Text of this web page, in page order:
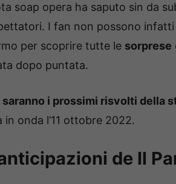
soap opera ha saputo sin da
I fan non possono infatti
per scoprire tutte le sorprese
dopo puntata.
saranno i prossimi risvolti della
in onda l’11 ottobre 2022.
de Il